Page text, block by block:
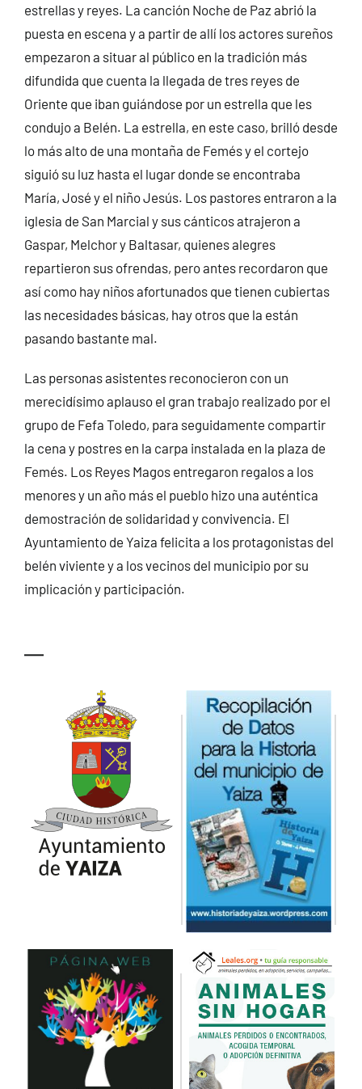
estrellas y reyes. La canción Noche de Paz abrió la
puesta en escena y a partir de allí los actores sureños
empezaron a situar al público en la tradición más
difundida que cuenta la llegada de tres reyes de
Oriente que iban guiándose por un estrella que les
condujo a Belén. La estrella, en este caso, brilló desde
lo más alto de una montaña de Femés y el cortejo
siguió su luz hasta el lugar donde se encontraba
María, José y el niño Jesús. Los pastores entraron a la
iglesia de San Marcial y sus cánticos atrajeron a
Gaspar, Melchor y Baltasar, quienes alegres
repartieron sus ofrendas, pero antes recordaron que
así como hay niños afortunados que tienen cubiertas
las necesidades básicas, hay otros que la están
pasando bastante mal.
Las personas asistentes reconocieron con un
merecidísimo aplauso el gran trabajo realizado por el
grupo de Fefa Toledo, para seguidamente compartir
la cena y postres en la carpa instalada en la plaza de
Femés. Los Reyes Magos entregaron regalos a los
menores y un año más el pueblo hizo una auténtica
demostración de solidaridad y convivencia. El
Ayuntamiento de Yaiza felicita a los protagonistas del
belén viviente y a los vecinos del municipio por su
implicación y participación.
—